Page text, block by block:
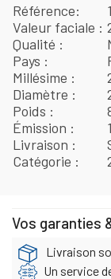
Référence
Valeur faciale
Qualité
Pays
Millésime
Diamètre
Poids
Émission
Livraison
Catégorie
Vos garanties
Livraison
Un service